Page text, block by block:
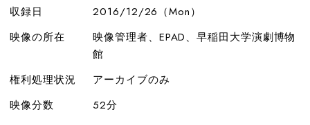
収録日
2016/12/26（Mon）
映像の所在
映像管理者、EPAD、早稲田大学演劇博物
館
権利処理状況
アーカイブのみ
映像分数
52分